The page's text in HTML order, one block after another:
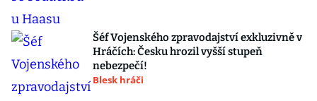
Šéf Vojenského zpravodajství exkluzivně v
Hráčích: Česku hrozil vyšší stupeň
nebezpečí!
Blesk hráči